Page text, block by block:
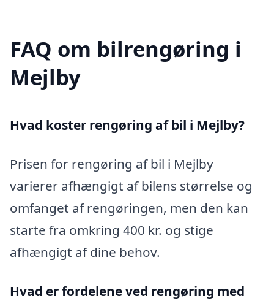
FAQ om bilrengøring i
Mejlby
Hvad koster rengøring af bil i Mejlby?
Prisen for rengøring af bil i Mejlby
varierer afhængigt af bilens størrelse og
omfanget af rengøringen, men den kan
starte fra omkring 400 kr. og stige
afhængigt af dine behov.
Hvad er fordelene ved rengøring med